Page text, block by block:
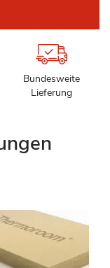
Bundesweite
Lieferung